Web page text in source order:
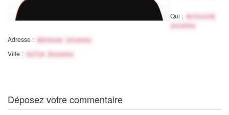
Qui :
Activité
inconnu
Adresse : Adresse inconnu
Ville : Ville Inconnu
Déposez votre commentaire